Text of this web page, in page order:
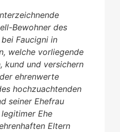
Bewohner des
Faucigni in
welche vorliegende
kund und versichern
ehrenwerte
hochzuachtenden
seiner Ehefrau
Ehe
Eltern